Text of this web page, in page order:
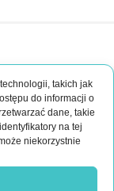
takich jak
do informacji o
dane, takie
na tej
niekorzystnie